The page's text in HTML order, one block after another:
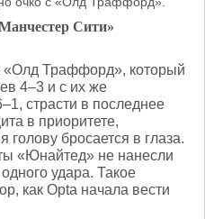
Сити»
«Олд Траффорд», который
4–3 и с их же
страсти в последнее
в приоритете,
голову бросается в глаза.
«Юнайтед» не нанесли
удара. Такое
как Opta начала вести